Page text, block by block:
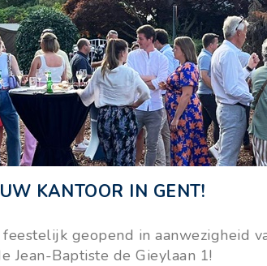
KANTOOR IN GENT!
geopend in aanwezigheid
Jean-Baptiste de Gieylaan 1!